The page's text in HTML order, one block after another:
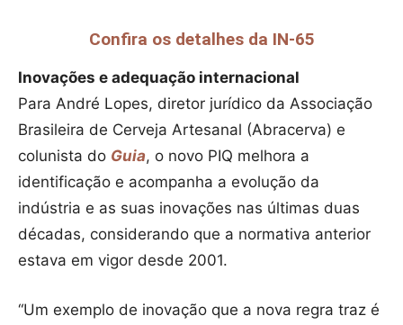
Confira os detalhes da IN-65
Inovações e adequação internacional
Para André Lopes, diretor jurídico da Associação
Brasileira de Cerveja Artesanal (Abracerva) e
colunista do Guia, o novo PIQ melhora a
identificação e acompanha a evolução da
indústria e as suas inovações nas últimas duas
décadas, considerando que a normativa anterior
estava em vigor desde 2001.
“Um exemplo de inovação que a nova regra traz é